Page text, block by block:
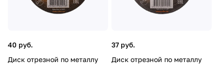
40 руб.
Диск отрезной по металлу
37 руб.
Диск отрезной по металлу